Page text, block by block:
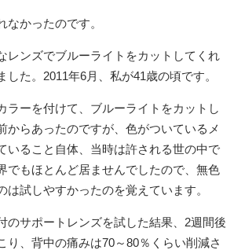
なかったのです。
レンズでブルーライトをカットしてくれ
した。2011年6月、私が41歳の頃です。
ラーを付けて、ブルーライトをカットし
からあったのですが、色がついているメ
いること自体、当時は許される世の中で
でもほとんど居ませんでしたので、無色
は試しやすかったのを覚えています。
のサポートレンズを試した結果、2週間後
り、背中の痛みは70～80％くらい削減さ